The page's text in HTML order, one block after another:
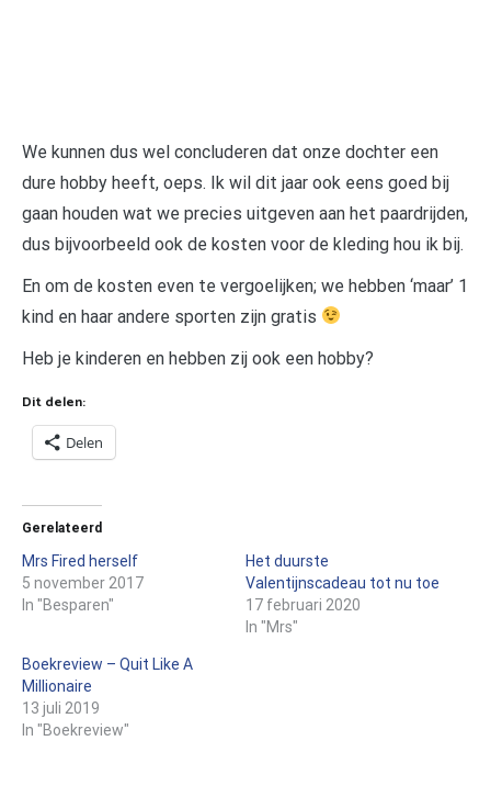
We kunnen dus wel concluderen dat onze dochter een
dure hobby heeft, oeps. Ik wil dit jaar ook eens goed bij
gaan houden wat we precies uitgeven aan het paardrijden,
dus bijvoorbeeld ook de kosten voor de kleding hou ik bij.
En om de kosten even te vergoelijken; we hebben ‘maar’ 1
kind en haar andere sporten zijn gratis
Heb je kinderen en hebben zij ook een hobby?
Dit delen:
Delen
Gerelateerd
Mrs Fired herself
5 november 2017
In "Besparen"
Het duurste
Valentijnscadeau tot nu toe
17 februari 2020
In "Mrs"
Boekreview – Quit Like A
Millionaire
13 juli 2019
In "Boekreview"